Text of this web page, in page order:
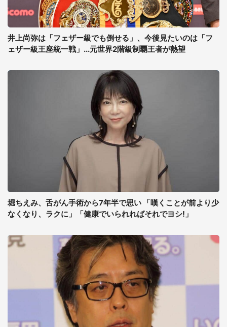
井上尚弥は「フェザー級でも倒せる」、今後見たいのは「フ
ェザー級王座統一戦」...元世界2階級制覇王者が熱望
堀ちえみ、舌がん手術から7年半で思い 「嘆くことが前より少
なくなり、ラクに」「健康でいられればそれでヨシ!」